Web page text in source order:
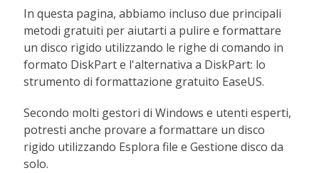
In questa pagina, abbiamo incluso due principali
metodi gratuiti per aiutarti a pulire e formattare
un disco rigido utilizzando le righe di comando in
formato DiskPart e l'alternativa a DiskPart: lo
strumento di formattazione gratuito EaseUS.
Secondo molti gestori di Windows e utenti esperti,
potresti anche provare a formattare un disco
rigido utilizzando Esplora file e Gestione disco da
solo.